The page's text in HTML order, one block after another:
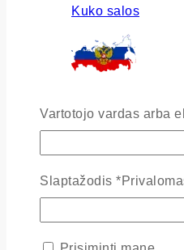
Kuko salos
Vartotojo vardas arba
Slaptažodis *